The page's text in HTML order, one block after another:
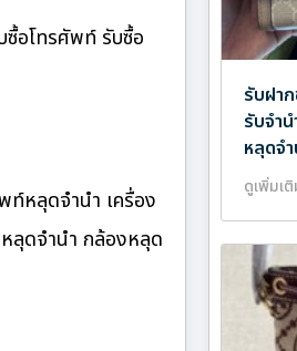
ซื้อโทรศัพท์ รับซื้อ
ท์หลุดจำนำ เครื่อง
ลุดจำนำ กล้องหลุด
รับฝา
รับจำ
หลุดจ
ดูเพิ่มเ